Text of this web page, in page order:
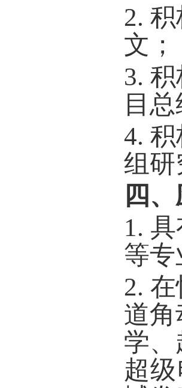
2. 积
文；
3. 积
目
4. 积
组研
四
1.
等
2. 在
道
学
超